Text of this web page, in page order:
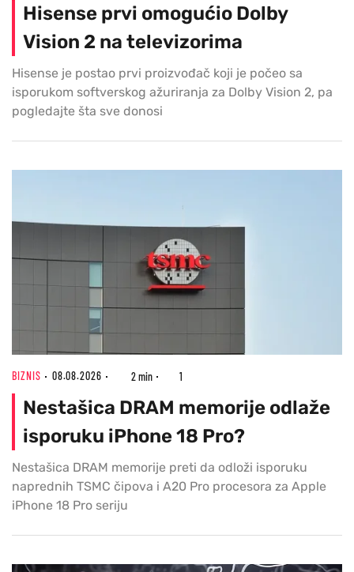
Hisense prvi omogućio Dolby
Vision 2 na televizorima
Hisense je postao prvi proizvođač koji je počeo sa
isporukom softverskog ažuriranja za Dolby Vision 2, pa
pogledajte šta sve donosi
BIZNIS 08.08.2026 2 min 1
Nestašica DRAM memorije odlaže
isporuku iPhone 18 Pro?
Nestašica DRAM memorije preti da odloži isporuku
naprednih TSMC čipova i A20 Pro procesora za Apple
iPhone 18 Pro seriju